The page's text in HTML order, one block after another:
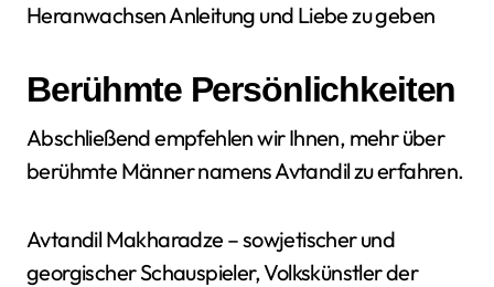
Heranwachsen Anleitung und Liebe zu geben
Berühmte Persönlichkeiten
Abschließend empfehlen wir Ihnen, mehr über
berühmte Männer namens Avtandil zu erfahren.
Avtandil Makharadze – sowjetischer und
georgischer Schauspieler, Volkskünstler der